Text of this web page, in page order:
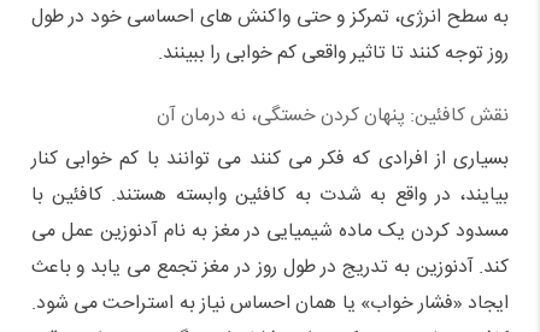
به سطح انرژی، تمرکز و حتی واکنش های احساسی خود در طول
روز توجه کنند تا تاثیر واقعی کم خوابی را ببینند.
نقش کافئین: پنهان کردن خستگی، نه درمان آن
بسیاری از افرادی که فکر می کنند می توانند با کم خوابی کنار
بیایند، در واقع به شدت به کافئین وابسته هستند. کافئین با
مسدود کردن یک ماده شیمیایی در مغز به نام آدنوزین عمل می
کند. آدنوزین به تدریج در طول روز در مغز تجمع می یابد و باعث
ایجاد «فشار خواب» یا همان احساس نیاز به استراحت می شود.